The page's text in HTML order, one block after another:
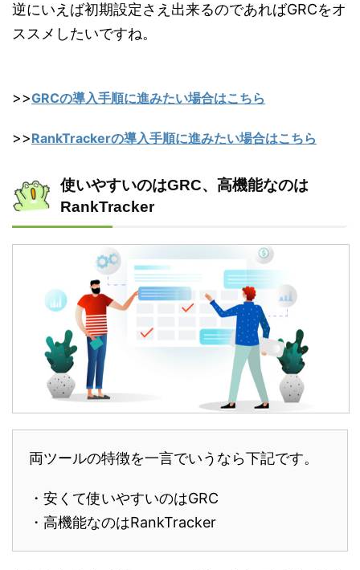
逆にいえば初期設定さえ出来るのであればGRCをオ
ススメしたいですね。
>>GRCの導入手順に進みたい場合はこちら
>>RankTrackerの導入手順に進みたい場合はこちら
使いやすいのはGRC、高機能なのは
RankTracker
両ツールの特徴を一言でいうなら下記です。
・安くて使いやすいのはGRC
・高機能なのはRankTracker